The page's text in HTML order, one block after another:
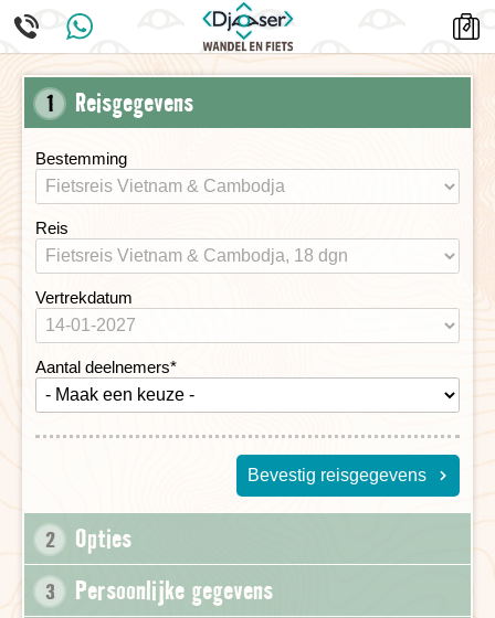
1 Reisgegevens
Bestemming
Reis
Vertrekdatum
Aantal deelnemers*
Bevestig reisgegevens
2 Opties
3 Persoonlijke gegevens